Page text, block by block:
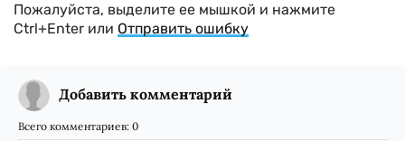
Пожалуйста, выделите ее мышкой и нажмите
Ctrl+Enter или Отправить ошибку
Добавить комментарий
Всего комментариев: 0